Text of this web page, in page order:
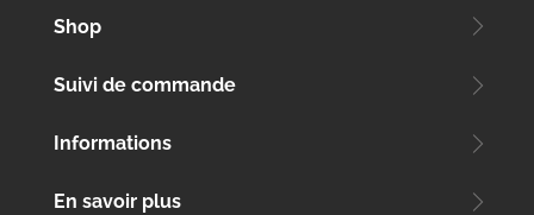
Shop
Suivi de commande
Informations
En savoir plus